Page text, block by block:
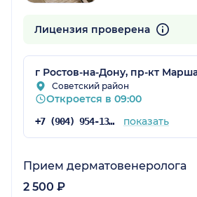
Лицензия проверена
г Ростов-на-Дону, пр-кт
Советский район
Откроется в 09:00
+7 (904) 954-13-91 показать
Прием дерматовенеролога
2 500 ₽